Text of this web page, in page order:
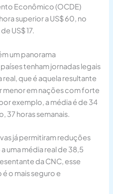
Econômico (OCDE)
superior a US$ 60, no
US$ 17.
um panorama
tenham jornadas legais
real, que é aquela resultante
em nações com forte
exemplo, a média é de 34
37 horas semanais.
já permitiram reduções
uma média real de 38,5
da CNC, esse
o mais seguro e